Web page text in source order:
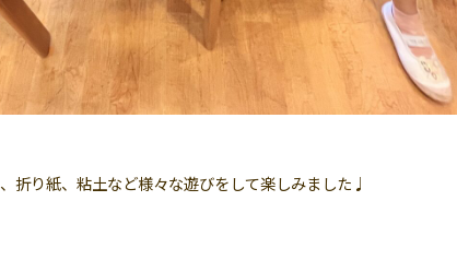
折り紙、粘土など様々な遊びをして楽しみました♩